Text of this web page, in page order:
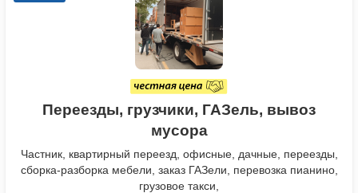
Переезды, грузчики, ГАЗель, вывоз
мусора
Частник, квартирный переезд, офисные, дачные, переезды,
сборка-разборка мебели, заказ ГАЗели, перевозка пианино,
грузовое такси,